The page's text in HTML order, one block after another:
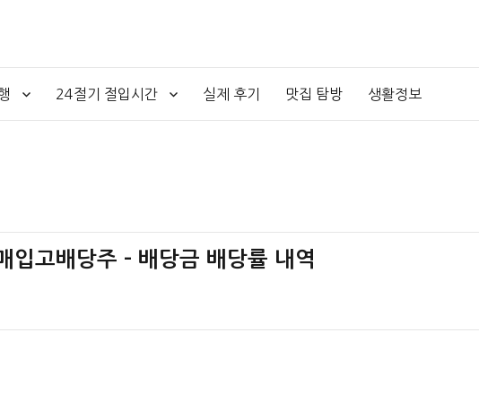
24절기 절입시간 실제 후기 맛집 탐방 생활정보
입고배당주 – 배당금 배당률 내역